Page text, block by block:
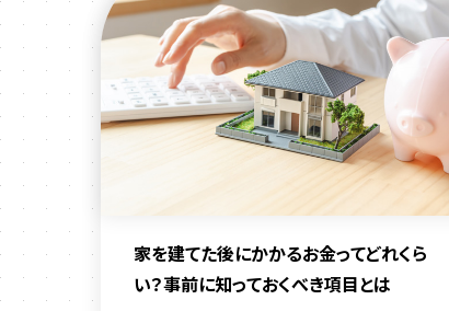
家を建てた後にかかるお金ってどれくら
い？事前に知っておくべき項目とは